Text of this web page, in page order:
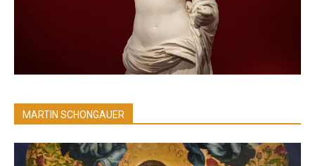
MARTIN SCHONGAUER